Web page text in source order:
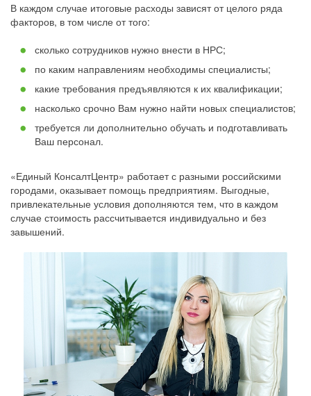
В каждом случае итоговые расходы зависят от целого ряда
факторов, в том числе от того:
сколько сотрудников нужно внести в НРС;
по каким направлениям необходимы специалисты;
какие требования предъявляются к их квалификации;
насколько срочно Вам нужно найти новых специалистов;
требуется ли дополнительно обучать и подготавливать
Ваш персонал.
«Единый КонсалтЦентр» работает с разными российскими
городами, оказывает помощь предприятиям. Выгодные,
привлекательные условия дополняются тем, что в каждом
случае стоимость рассчитывается индивидуально и без
завышений.